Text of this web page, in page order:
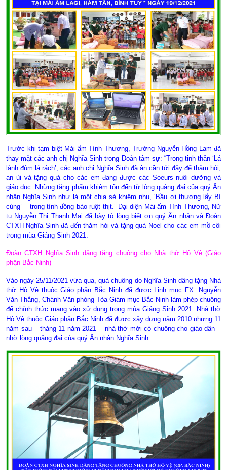
Trước khi tạm biệt Mái ấm Tình Thương, Trưởng Nguyễn Hồng Lam đã
thay mặt các anh chị Nghĩa Sinh trong Đoàn tâm sự: “Trong tinh thần ‘Lá
lành đùm lá rách’, các anh chị Nghĩa Sinh đã ân cần tới đây để thăm hỏi,
an ủi và tặng quà cho các em đang được các Soeurs nuôi dưỡng và
giáo dục. Những tặng phẩm khiêm tốn đến từ lòng quảng đại của quý Ân
nhân Nghĩa Sinh như là một chia sẻ khiêm nhu, ‘Bầu ơi thương lấy Bí
cùng’ – trong tình đồng bào ruột thịt.” Đại diện Mái ấm Tình Thương, Nữ
tu Nguyễn Thị Thanh Mai đã bày tỏ lòng biết ơn quý Ân nhân và Đoàn
CTXH Nghĩa Sinh đã đến thăm hỏi và tặng quà Noel cho các em mồ côi
trong mùa Giáng Sinh 2021.
Đoàn CTXH Nghĩa Sinh dâng tặng chuông cho Nhà thờ Hộ Vệ (Giáo
phận Bắc Ninh)
Vào ngày 25/11/2021 vừa qua, quả chuông do Nghĩa Sinh dâng tặng Nhà
thờ Hộ Vệ thuộc Giáo phận Bắc Ninh đã được Linh mục FX. Nguyễn
Văn Thắng, Chánh Văn phòng Tòa Giám mục Bắc Ninh làm phép chuông
để chính thức mang vào xử dụng trong mùa Giáng Sinh 2021. Nhà thờ
Hộ Vệ thuộc Giáo phận Bắc Ninh đã được xây dựng năm 2010 nhưng 11
năm sau – tháng 11 năm 2021 – nhà thờ mới có chuông cho giáo dân –
nhờ lòng quảng đại của quý Ân nhân Nghĩa Sinh.